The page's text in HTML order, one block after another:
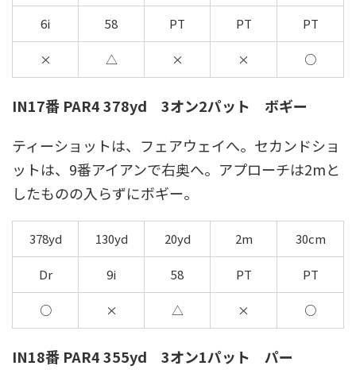
6i 58 PT PT PT
× △ × × ○
IN17番 PAR4 378yd 3オン2パット ボギー
ティーショットは、フェアウェイへ。セカンドショ
ットは、9番アイアンで右奥へ。アプローチは2mと
したものの入らずにボギー。
378yd 130yd 20yd 2m 30cm
Dr 9i 58 PT PT
○ × △ × ○
IN18番 PAR4 355yd 3オン1パット パー